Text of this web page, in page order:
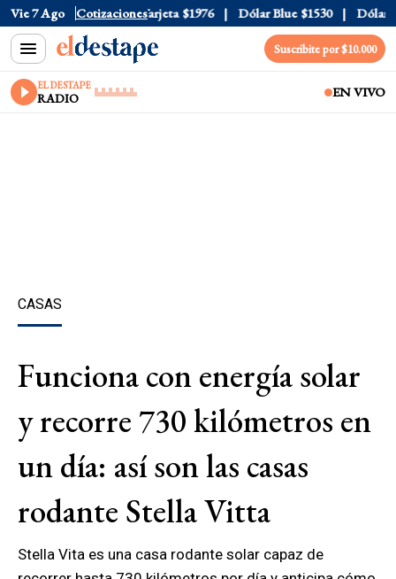
Vie 7 Ago Cotizaciones
$1520 Dólar Tarjeta $1976 Dólar Blue $1530 Dólar
Suscribite por $10.000
EL DESTAPE
RADIO EN VIVO
CASAS
Funciona con energía solar
y recorre 730 kilómetros en
un día: así son las casas
rodante Stella Vitta
Stella Vita es una casa rodante solar capaz de